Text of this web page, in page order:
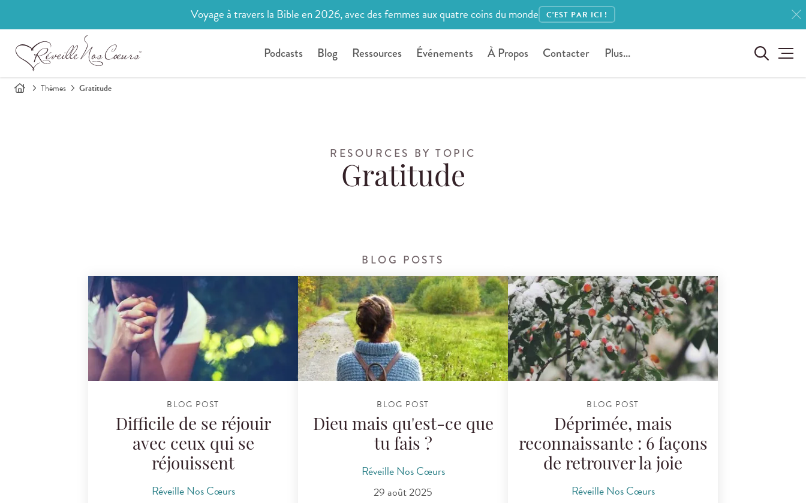
Voyage à travers la Bible en 2026, avec des femmes aux quatre coins du monde C'EST PAR ICI !
Podcasts Blog Ressources Événements À Propos Contacter Plus...
Thèmes Gratitude
RESOURCES BY TOPIC
Gratitude
BLOG POSTS
BLOG POST
Difficile de se réjouir
avec ceux qui se
réjouissent
Réveille Nos Cœurs
BLOG POST
Dieu mais qu'est-ce que
tu fais ?
Réveille Nos Cœurs
29 août 2025
BLOG POST
Déprimée, mais
reconnaissante : 6 façons
de retrouver la joie
Réveille Nos Cœurs